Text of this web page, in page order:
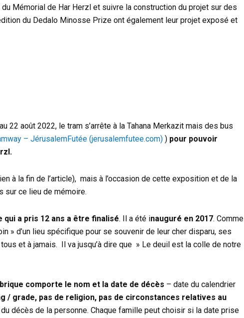
Mémorial de Har Herzl et suivre la construction du projet sur des
du Dedalo Minosse Prize ont également leur projet exposé et
22 août 2022, le tram s’arrête à la Tahana Merkazit mais des bus
– JérusalemFutée (jerusalemfutee.com) ) pour pouvoir
à la fin de l’article), mais à l’occasion de cette exposition et de la
sur ce lieu de mémoire.
a pris 12 ans a être finalisé. Il a été inauguré en 2017. Comme
» d’un lieu spécifique pour se souvenir de leur cher disparu, ses
et à jamais. Il va jusqu’à dire que » Le deuil est la colle de notre
comporte le nom et la date de décès – date du calendrier
/ grade, pas de religion, pas de circonstances relatives au
décès de la personne. Chaque famille peut choisir si la date prise